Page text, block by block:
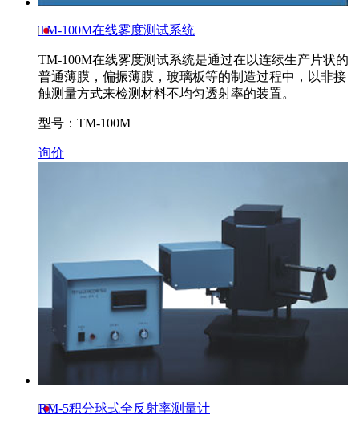
TM-100M在线雾度测试系统
TM-100M在线雾度测试系统是通过在以连续生产片状的
普通薄膜，偏振薄膜，玻璃板等的制造过程中，以非接
触测量方式来检测材料不均匀透射率的装置。
型号：TM-100M
询价
RM-5积分球式全反射率测量计